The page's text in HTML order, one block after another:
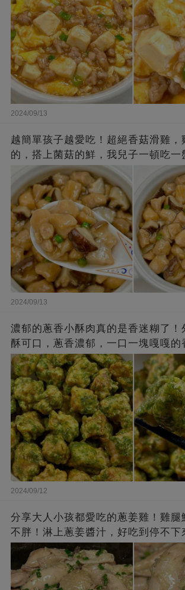
2024/09/13
越簡單孩子越愛吃！超絕香菇滑雞，
的，搭上菌菇的鮮，我兒子一頓吃一
2024/09/13
濃郁的蔥香小酥肉真的是香迷糊了！
酥可口，蔥香濃郁，一口一塊嘎嘎的
2024/09/12
分享大人小孩都愛吃的蔥姜雞！雞腿
不胖！淋上蔥姜醬汁，好吃到停不下